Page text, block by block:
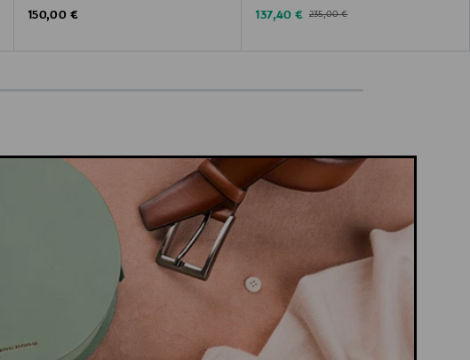
Original Price
150,00 €
Discounted Price
137,40 € Original Price
235,00 €